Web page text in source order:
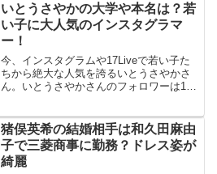
とラブリさんの結婚、米倉強太さんの祖
父や母親などにつ...
いとうさやかの大学や本名は？若
い子に大人気のインスタグラマ
ー！
今、インスタグラムや17Liveで若い子た
ちから絶大な人気を誇るいとうさやかさ
ん。いとうさやかさんのフォロワーは10
きており、活動の場を広げています。今
回は、今若い子から...
猪俣英希の結婚相手は和久田麻由
子で三菱商事に勤務？ドレス姿が
綺麗